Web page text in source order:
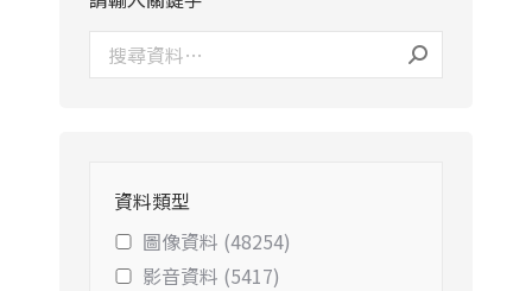
資料類型
圖像資料 (48254)
影音資料 (5417)